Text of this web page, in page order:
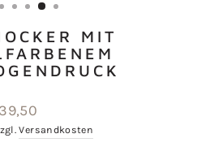
MIT
Versandkosten